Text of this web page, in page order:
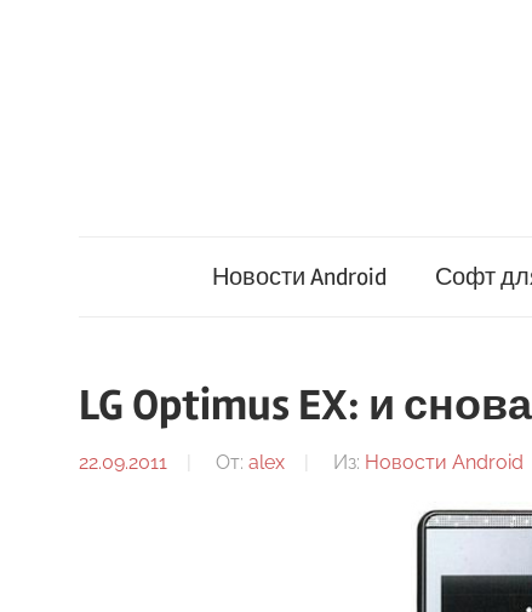
Новости Android Софт
LG Optimus EX: и
22.09.2011 От: alex Из: Новости Android